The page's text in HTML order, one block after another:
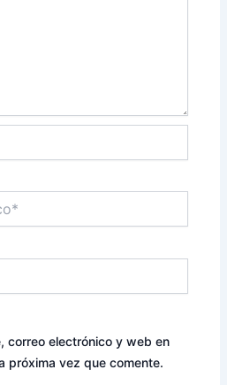
correo electrónico y web en
próxima vez que comente.